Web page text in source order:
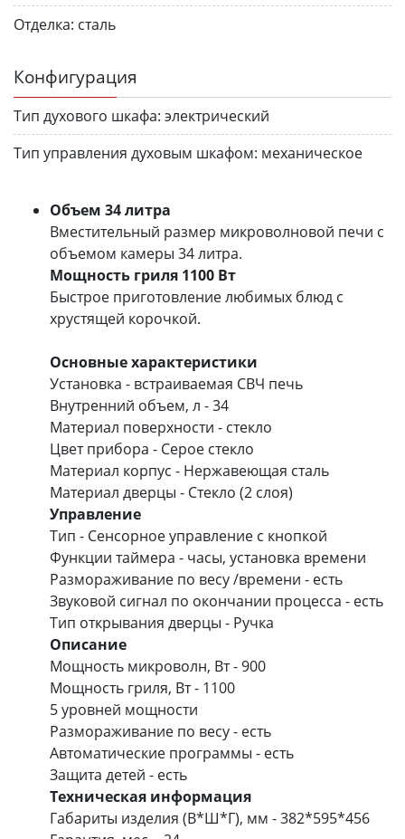
Отделка: сталь
Конфигурация
Тип духового шкафа: электрический
Тип управления духовым шкафом: механическое
Объем 34 литра
Вместительный размер микроволновой печи с
объемом камеры 34 литра.
Мощность гриля 1100 Вт
Быстрое приготовление любимых блюд с
хрустящей корочкой.
Основные характеристики
Установка - встраиваемая СВЧ печь
Внутренний объем, л - 34
Материал поверхности - стекло
Цвет прибора - Серое стекло
Материал корпус - Нержавеющая сталь
Материал дверцы - Стекло (2 слоя)
Управление
Тип - Сенсорное управление с кнопкой
Функции таймера - часы, установка времени
Размораживание по весу /времени - есть
Звуковой сигнал по окончании процесса - есть
Тип открывания дверцы - Ручка
Описание
Мощность микроволн, Вт - 900
Мощность гриля, Вт - 1100
5 уровней мощности
Размораживание по весу - есть
Автоматические программы - есть
Защита детей - есть
Техническая информация
Габариты изделия (В*Ш*Г), мм - 382*595*456